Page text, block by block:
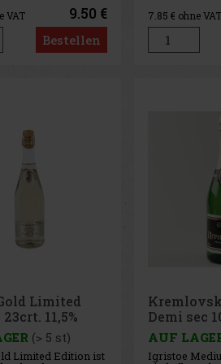
eine leichte, frische
einen trockenen
er sich
als Aperitif und
Anlässe eignet,
VAT 9.50 €
Bestellen
angenehme
leichten
einfach als
Wein – wann
7.85 € ohne VAT
Limited
11,5%
(> 5 st)
Limited Edition ist
Demi sec
AUF
Igristoe